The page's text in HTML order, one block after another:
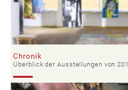
Chronik
Überblick der Ausstellungen von